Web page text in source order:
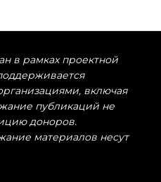
в рамках проектной
включая
публикаций не
доноров.
материалов несут